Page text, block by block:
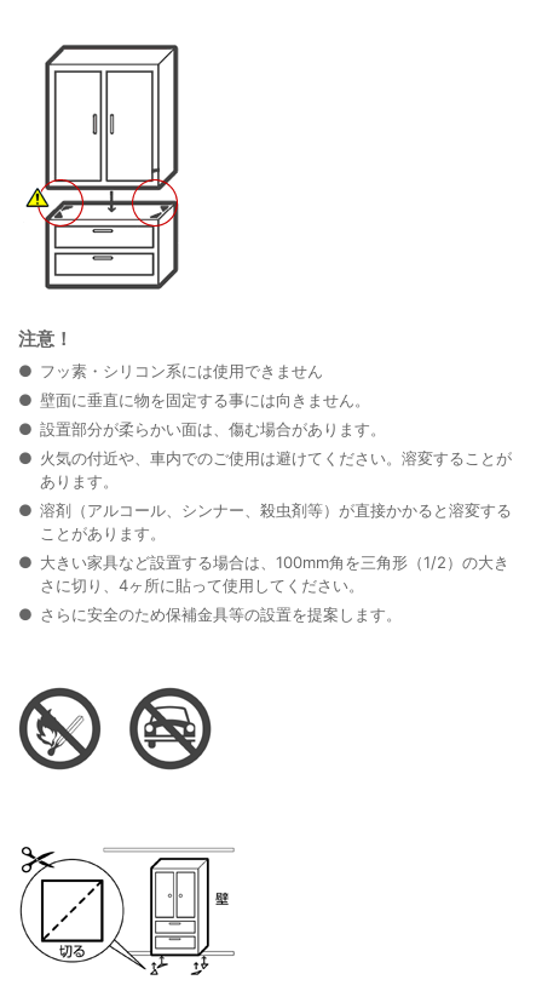
注意！
フッ素・シリコン系には使用できません
壁面に垂直に物を固定する事には向きません。
設置部分が柔らかい面は、傷む場合があります。
火気の付近や、車内でのご使用は避けてください。溶変することが
あります。
溶剤（アルコール、シンナー、殺虫剤等）が直接かかると溶変する
ことがあります。
大きい家具など設置する場合は、100mm角を三角形（1/2）の大き
さに切り、4ヶ所に貼って使用してください。
さらに安全のため保補金具等の設置を提案します。